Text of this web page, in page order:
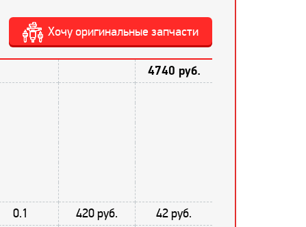
Хочу оригинальные запчасти
4740 руб.
0.1 420 руб.
42 руб.